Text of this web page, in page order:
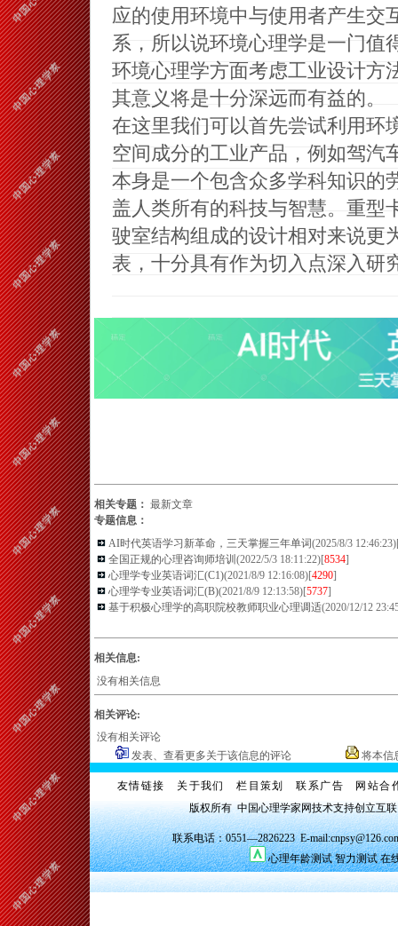
应的使用环境中与使用者产生
系，所以说环境心理学是一门值
环境心理学方面考虑工业设计
其意义将是十分深远而有益的。
在这里我们可以首先尝试利用环
空间成分的工业产品，例如驾汽
本身是一个包含众多学科知识的
盖人类所有的科技与智慧。重型
驶室结构组成的设计相对来说更
表，十分具有作为切入点深入研
相关专题： 最新文章
专题信息：
AI时代英语学习新革命，三天掌握三年单词(2025/8/3
全国正规的心理咨询师培训 (2022/5/3 18:11:22)[8534]
心理学专业英语词汇(C1)(2021/8/9 12:16:08)[4290]
心理学专业英语词汇(B)(2021/8/9 12:13:58)[5737]
基于积极心理学的高职院校教师职业心理调适(2020/12/12
相关信息:
没有相关信息
相关评论:
没有相关评论
发表、查看更多关于该信息的评论
将本信
友情链接 关于我们 栏目策划 联系广告
网站合
版权所有 中国心理学家网技术支持创立互
联系电话：0551—2826223 E-
心理年龄测试 智力测试 在